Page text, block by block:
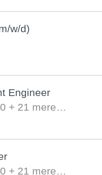
w/d)
Engineer
+ 21 mere…
+ 21 mere…